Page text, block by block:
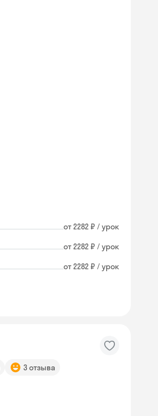
от 2282 ₽ / урок
от 2282 ₽ / урок
от 2282 ₽ / урок
3 отзыва